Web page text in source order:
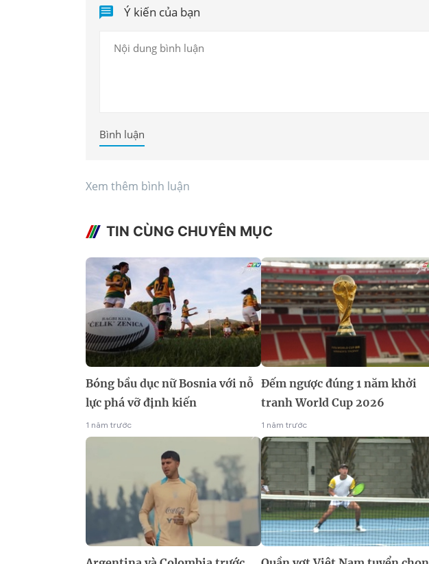
Ý kiến của bạn
Bình luận
Xem thêm bình luận
TIN CÙNG CHUYÊN MỤC
Bóng bầu dục nữ Bosnia với nỗ
lực phá vỡ định kiến
1 năm trước
Đếm ngược đúng 1 năm khởi
tranh World Cup 2026
1 năm trước